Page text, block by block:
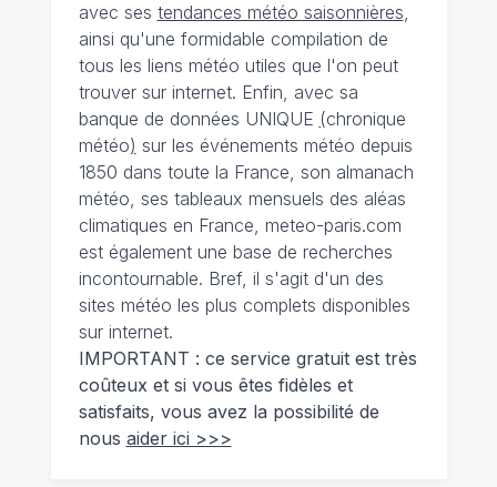
avec ses tendances météo saisonnières,
ainsi qu'une formidable compilation de
tous les liens météo utiles que l'on peut
trouver sur internet. Enfin, avec sa
banque de données UNIQUE (chronique
météo) sur les événements météo depuis
1850 dans toute la France, son almanach
météo, ses tableaux mensuels des aléas
climatiques en France, meteo-paris.com
est également une base de recherches
incontournable. Bref, il s'agit d'un des
sites météo les plus complets disponibles
sur internet.
IMPORTANT : ce service gratuit est très
coûteux et si vous êtes fidèles et
satisfaits, vous avez la possibilité de
nous aider ici >>>